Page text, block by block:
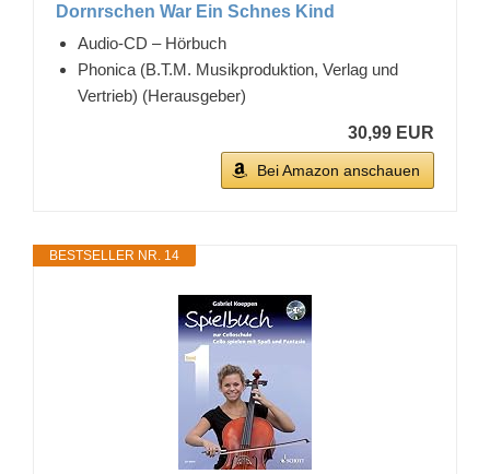
Dornrschen War Ein Schnes Kind
Audio-CD – Hörbuch
Phonica (B.T.M. Musikproduktion, Verlag und
Vertrieb) (Herausgeber)
30,99 EUR
Bei Amazon anschauen
BESTSELLER NR. 14